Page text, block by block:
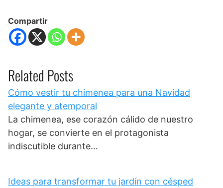
Compartir
Related Posts
Cómo vestir tu chimenea para una Navidad
elegante y atemporal
La chimenea, ese corazón cálido de nuestro
hogar, se convierte en el protagonista
indiscutible durante…
Ideas para transformar tu jardín con césped